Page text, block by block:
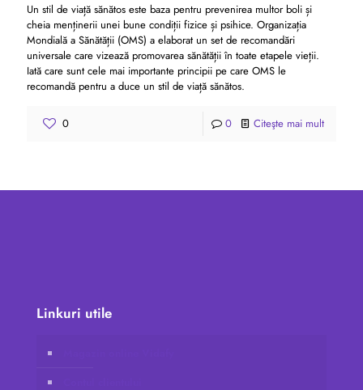
Un stil de viață sănătos este baza pentru prevenirea multor boli și
cheia menținerii unei bune condiții fizice și psihice. Organizația
Mondială a Sănătății (OMS) a elaborat un set de recomandări
universale care vizează promovarea sănătății în toate etapele vieții.
Iată care sunt cele mai importante principii pe care OMS le
recomandă pentru a duce un stil de viață sănătos.
0 0 Citeşte mai mult
Linkuri utile